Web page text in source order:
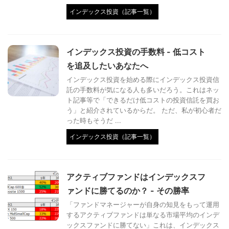
インデックス投資（記事一覧）
インデックス投資の手数料 - 低コスト
を追及したいあなたへ
インデックス投資を始める際にインデックス投資信
託の手数料が気になる人も多いだろう。これはネッ
ト記事等で「できるだけ低コストの投資信託を買お
う」と紹介されているからだ。 ただ、私が初心者だ
った時もそうだ ...
インデックス投資（記事一覧）
アクティブファンドはインデックスフ
ァンドに勝てるのか？ - その勝率
「ファンドマネージャーが自身の知見をもって運用
するアクティブファンドは単なる市場平均のインデ
ックスファンドに勝てない」これは、インデックス